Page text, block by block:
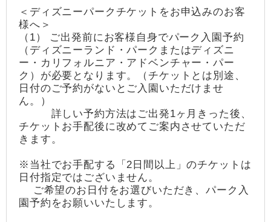
＜ディズニーパークチケットをお申込みのお客
様へ＞
（1） ご出発前にお客様自身でパーク入園予約
（ディズニーランド・パークまたはディズニ
ー・カリフォルニア・アドベンチャー・パー
ク）が必要となります。（チケットとは別途、
日付のご予約がないとご入園いただけませ
ん。）
詳しい予約方法はご出発1ヶ月きった後、
チケットお手配後に改めてご案内させていただ
きます。
※当社でお手配する「2日間以上」のチケットは
日付指定ではございません。
ご希望のお日付をお選びいただき、パーク入
園予約をお願いいたします。